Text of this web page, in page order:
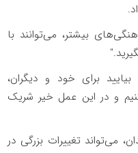
بیشتر، می‌توانند با
برای خود و دیگران،
و در این عمل خیر شریک
می‌تواند تغییرات بزرگی در